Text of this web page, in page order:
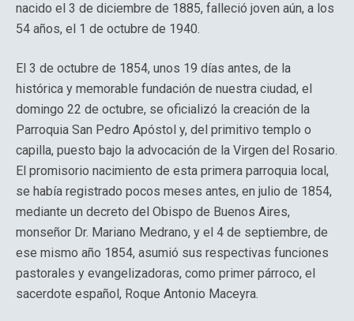
nacido el 3 de diciembre de 1885, falleció joven aún, a los
54 años, el 1 de octubre de 1940.
El 3 de octubre de 1854, unos 19 días antes, de la
histórica y memorable fundación de nuestra ciudad, el
domingo 22 de octubre, se oficializó la creación de la
Parroquia San Pedro Apóstol y, del primitivo templo o
capilla, puesto bajo la advocación de la Virgen del Rosario.
El promisorio nacimiento de esta primera parroquia local,
se había registrado pocos meses antes, en julio de 1854,
mediante un decreto del Obispo de Buenos Aires,
monseñor Dr. Mariano Medrano, y el 4 de septiembre, de
ese mismo año 1854, asumió sus respectivas funciones
pastorales y evangelizadoras, como primer párroco, el
sacerdote español, Roque Antonio Maceyra.